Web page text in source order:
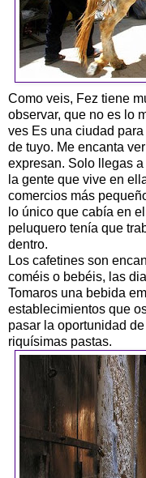
Como veis, Fez tiene
observar, que no es lo
ves Es una ciudad
de tuyo. Me encanta
expresan. Solo llegas
la gente que vive en
comercios más
lo único que cabía en
peluquero tenía que
dentro.
Los cafetines son
coméis o bebéis, las
Tomaros una bebida
establecimientos que
pasar la oportunidad
riquísimas pastas.